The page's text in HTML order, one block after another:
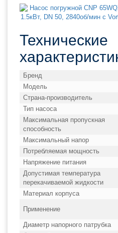
Технические
Бренд
Модель
Страна-производитель
Тип насоса
Максимальная пропускная
способность
Максимальный напор
Потребляемая мощность
Напряжение питания
Допустимая температура
перекачиваемой жидкости
Материал корпуса
Применение
Диаметр напорного патрубка